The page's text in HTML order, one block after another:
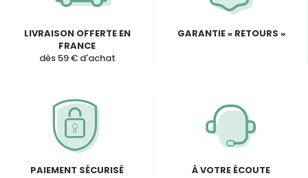
LIVRAISON OFFERTE EN
FRANCE
dès 59 € d'achat
GARANTIE « RETOURS »
PAIEMENT SÉCURISÉ À VOTRE ÉCOUTE